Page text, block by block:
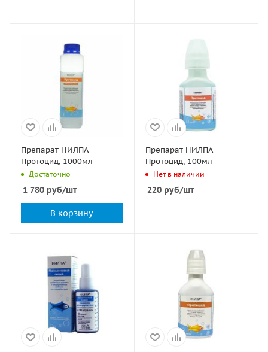
Препарат НИЛПА
Протоцид, 1000мл
Достаточно
1 780 руб/шт
В корзину
Препарат НИЛПА
Протоцид, 100мл
Нет в наличии
220руб/шт